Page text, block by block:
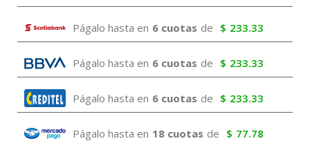
Págalo hasta en 6 cuotas de $ 233.33
Págalo hasta en 6 cuotas de $ 233.33
Págalo hasta en 6 cuotas de $ 233.33
Págalo hasta en 18 cuotas de $ 77.78